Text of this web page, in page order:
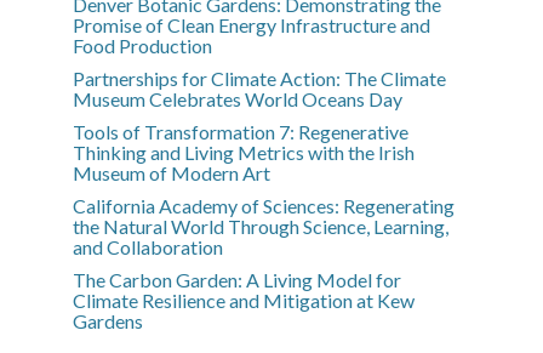
Promise of Clean Energy Infrastructure and
Food Production
Partnerships for Climate Action: The Climate
Museum Celebrates World Oceans Day
Tools of Transformation 7: Regenerative
Thinking and Living Metrics with the Irish
Museum of Modern Art
California Academy of Sciences: Regenerating
the Natural World Through Science, Learning,
and Collaboration
The Carbon Garden: A Living Model for
Climate Resilience and Mitigation at Kew
Gardens